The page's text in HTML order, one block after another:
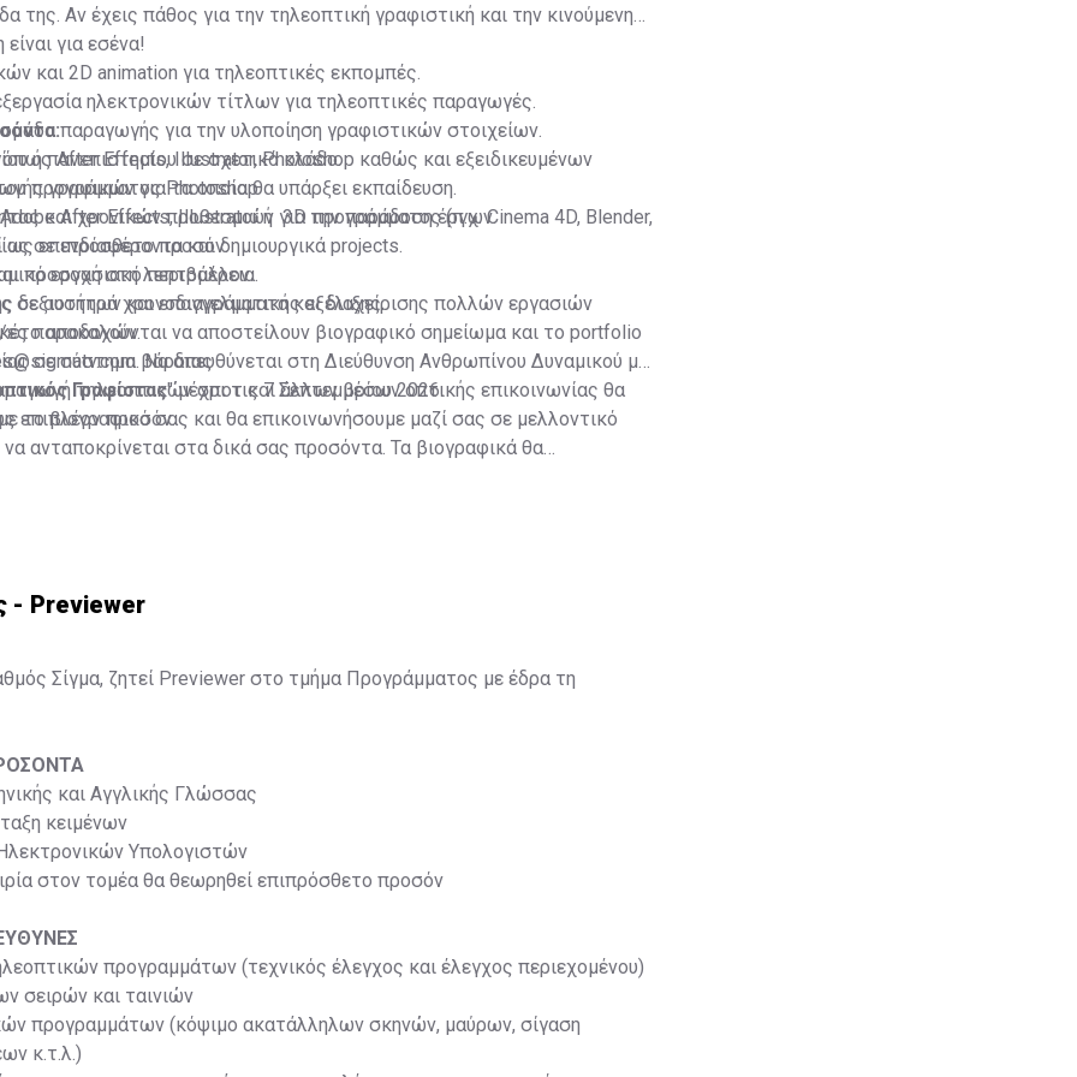
της. Αν έχεις πάθος για την τηλεοπτική γραφιστική και την κινούμενη
για εσένα!
και 2D animation για τηλεοπτικές εκπομπές.
ηλεκτρονικών τίτλων για τηλεοπτικές παραγωγές.
παραγωγής για την υλοποίηση γραφιστικών στοιχείων.
After Effects, Illustrator, Photoshop καθώς και εξειδικευμένων
γραφικών για τα οποία θα υπάρξει εκπαίδευση.
και χρονικών προθεσμιών για την παράδοση έργων.
ή πανεπιστημίου σε σχετικό κλάδο.
προγράμματος Photoshop
After Effects, Illustrator ή 3D προγράμματος (π.χ. Cinema 4D, Blender,
ως επιπρόσθετο προσόν.
προσοχή στη λεπτομέρεια.
σε αυστηρά χρονοδιαγράμματα και διαχείρισης πολλών εργασιών
σε σύστημα βάρδιας
τηλεοπτικών σποτ και άλλων μέσων οπτικής επικοινωνίας θα
επιπλέον προσόν.
σε ενδιαφέροντα και δημιουργικά projects.
εργασιακό περιβάλλον.
δεξιοτήτων και επαγγελματικής εξέλιξης.
αποδοχών.
ες παρακαλούνται να αποστείλουν βιογραφικό σημείωμα και το portfolio
. Να απευθύνεται στη Διεύθυνση Ανθρωπίνου Δυναμικού με
Γραφίστας" μέχρι τις 7 Σεπτεμβρίου 2026.
το βιογραφικό σας και θα επικοινωνήσουμε μαζί σας σε μελλοντικό
ανταποκρίνεται στα δικά σας προσόντα. Τα βιογραφικά θα
- Previewer
Σίγμα, ζητεί Previewer στο τμήμα Προγράμματος με έδρα τη
και Αγγλικής Γλώσσας
κειμένων
Υπολογιστών
στον τομέα θα θεωρηθεί επιπρόσθετο προσόν
προγραμμάτων (τεχνικός έλεγχος και έλεγχος περιεχομένου)
σειρών και ταινιών
προγραμμάτων (κόψιμο ακατάλληλων σκηνών, μαύρων, σίγαση
κ.τ.λ.)